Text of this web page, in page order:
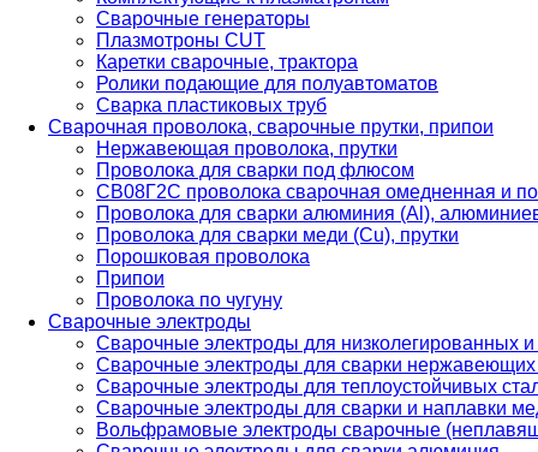
Сварочные генераторы
Плазмотроны CUT
Каретки сварочные, трактора
Ролики подающие для полуавтоматов
Сварка пластиковых труб
Сварочная проволока, сварочные прутки, припои
Нержавеющая проволока, прутки
Проволока для сварки под флюсом
СВ08Г2С проволока сварочная омедненная и
Проволока для сварки алюминия (Al),
Проволока для сварки меди (Cu), прутки
Порошковая проволока
Припои
Проволока по чугуну
Сварочные электроды
Сварочные электроды для низколегированных и
Сварочные электроды для сварки
Сварочные электроды для теплоустойчивых
Сварочные электроды для сварки и наплавки
Вольфрамовые электроды сварочные